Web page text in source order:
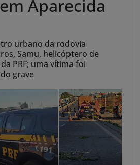
Aparecida
urbano da rodovia
Samu, helicóptero de
PRF; uma vítima foi
grave